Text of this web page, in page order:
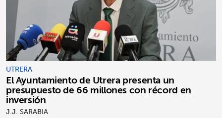
UTRERA
El Ayuntamiento de Utrera presenta un
presupuesto de 66 millones con récord en
inversión
J.J. SARABIA